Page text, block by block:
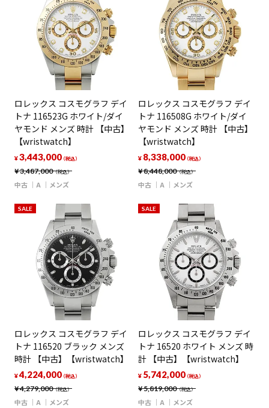
ロレックス コスモグラフ デイ
トナ 116523G ホワイト/ダイ
ヤモンド メンズ 時計 【中古】
【wristwatch】
¥3,487,000（税込）
¥3,443,000（税込）
中古 A メンズ
ロレックス コスモグラフ デイ
トナ 116508G ホワイト/ダイ
ヤモンド メンズ 時計 【中古】
【wristwatch】
¥8,448,000（税込）
¥ 8,338,000（税込）
中古 A メンズ
SALE
ロレックス コスモグラフ デイ
トナ 116520 ブラック メンズ
時計 【中古】【wristwatch】
¥4,279,000（税込）
¥4,224,000（税込）
中古 A メンズ
SALE
ロレックス コスモグラフ デイ
トナ 16520 ホワイト メンズ 時
計 【中古】【wristwatch】
¥5,819,000（税込）
¥ 5,742,000（税込）
中古 A メンズ